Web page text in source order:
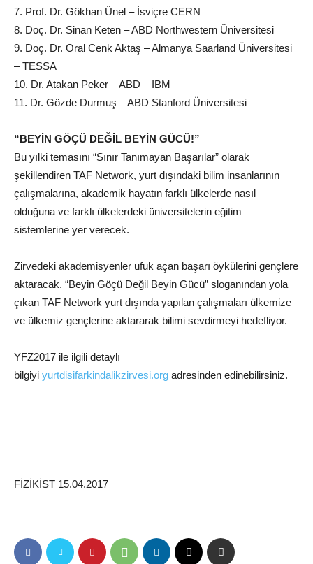
7. Prof. Dr. Gökhan Ünel – İsviçre CERN
8. Doç. Dr. Sinan Keten – ABD Northwestern Üniversitesi
9. Doç. Dr. Oral Cenk Aktaş – Almanya Saarland Üniversitesi
– TESSA
10. Dr. Atakan Peker – ABD – IBM
11. Dr. Gözde Durmuş – ABD Stanford Üniversitesi
“BEYİN GÖÇÜ DEĞİL BEYİN GÜCÜ!”
Bu yılki temasını “Sınır Tanımayan Başarılar” olarak
şekillendiren TAF Network, yurt dışındaki bilim insanlarının
çalışmalarına, akademik hayatın farklı ülkelerde nasıl
olduğuna ve farklı ülkelerdeki üniversitelerin eğitim
sistemlerine yer verecek.
Zirvedeki akademisyenler ufuk açan başarı öykülerini gençlere
aktaracak. “Beyin Göçü Değil Beyin Gücü” sloganından yola
çıkan TAF Network yurt dışında yapılan çalışmaları ülkemize
ve ülkemiz gençlerine aktararak bilimi sevdirmeyi hedefliyor.
YFZ2017 ile ilgili detaylı
bilgiyi yurtdisifarkindalikzirvesi.org adresinden edinebilirsiniz.
FİZİKİST 15.04.2017